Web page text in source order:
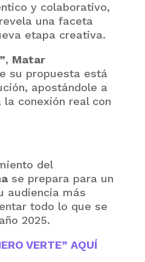
y colaborativo,
una faceta
etapa creativa.
, Matar
su propuesta está
apostándole a
conexión real con
del
se prepara para un
audiencia más
todo lo que se
2025.
VERTE” AQUÍ